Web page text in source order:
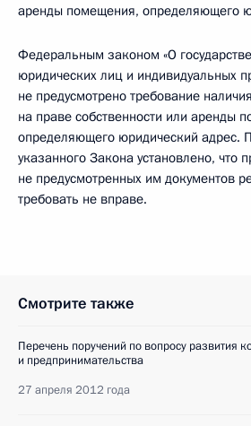
аренды помещения, определяющего
Федеральным законом «О
юридических лиц и индивидуальных
не предусмотрено требование
на праве собственности или аренды
определяющего юридический адрес.
указанного Закона установлено, что
не предусмотренных им документов
требовать не вправе.
Смотрите также
Перечень поручений по вопросу развития
и предпринимательства
27 апреля 2012 года